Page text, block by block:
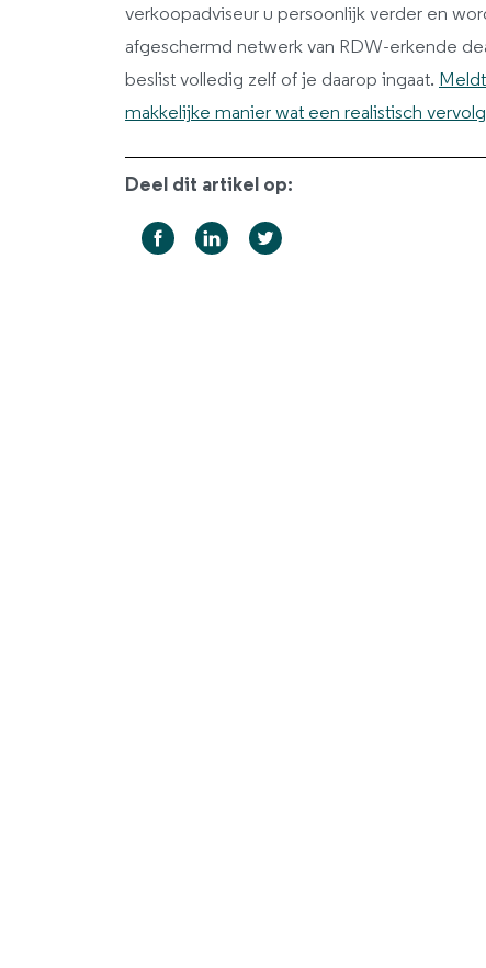
verkoopadviseur u persoonlijk verder en
afgeschermd netwerk van RDW-erkende
beslist volledig zelf of je daarop ingaat.
makkelijke manier wat een realistisch
Deel dit artikel op: